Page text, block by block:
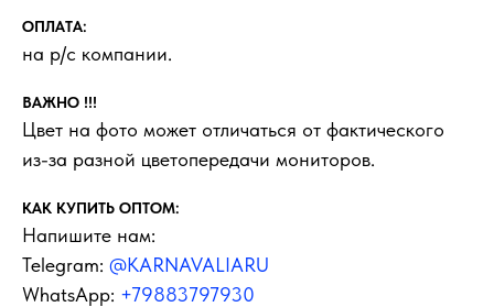
ОПЛАТА:
на р/с компании.
ВАЖНО !!!
Цвет на фото может отличаться от фактического
из-за разной цветопередачи мониторов.
КАК КУПИТЬ ОПТОМ:
Напишите нам:
Telegram: @KARNAVALIARU
WhatsApp: +79883797930